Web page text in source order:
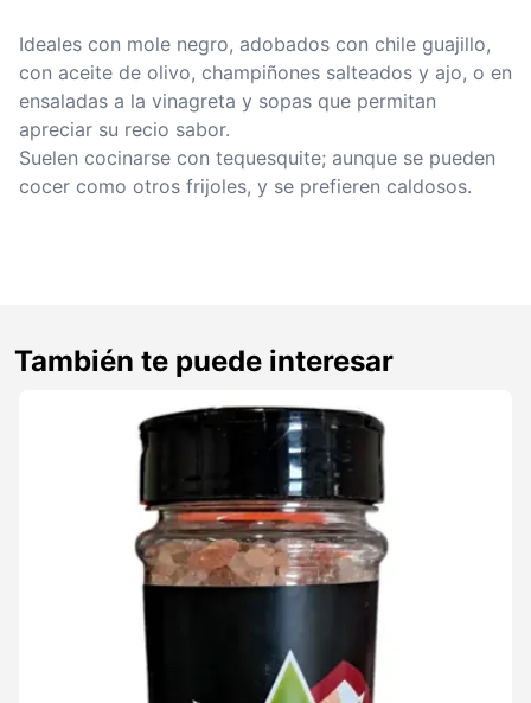
Ideales con mole negro, adobados con chile guajillo,
con aceite de olivo, champiñones salteados y ajo, o en
ensaladas a la vinagreta y sopas que permitan
apreciar su recio sabor.
Suelen cocinarse con tequesquite; aunque se pueden
cocer como otros frijoles, y se prefieren caldosos.
También te puede interesar